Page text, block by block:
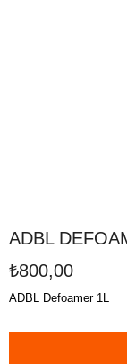
ADBL
₺800,00
ADBL Defoamer 1L